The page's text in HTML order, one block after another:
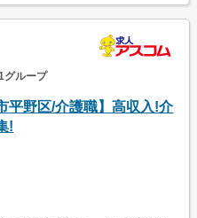
ループ
平野区/介護職】高収入!介
!